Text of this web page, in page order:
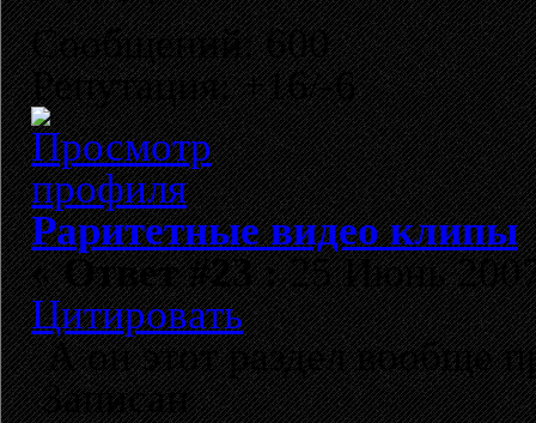
Сообщений: 600
Репутация: +16/-6
Раритетные видео клипы
«Ответ #23 :25 Июнь
Цитировать
А он этот раздел вообще
Записан